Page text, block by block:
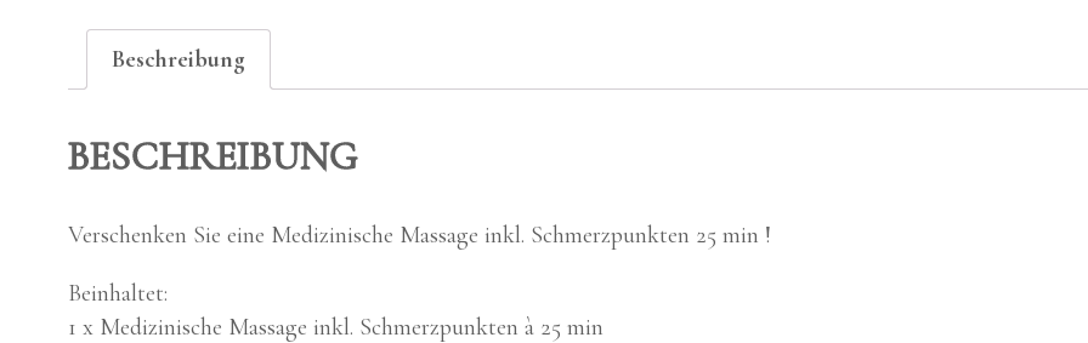
Beschreibung
BESCHREIBUNG
Ver­schen­ken Sie eine Medi­zi­ni­sche Mas­sa­ge inkl. Schmerz­punk­ten 25 min !
Beinhal­tet:
1 x Medi­zi­ni­sche Mas­sa­ge inkl. Schmerz­punk­ten à 25 min